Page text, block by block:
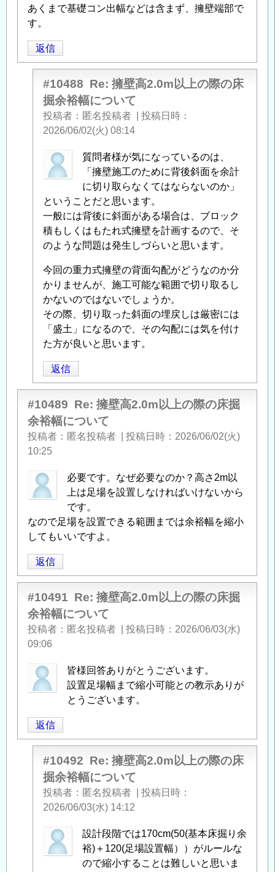
あくまで基礎コン出幅などは含まず、擁壁端部で
す。
返信
#10488 Re: 擁壁高2.0m以上の際の床
掘余裕幅について
投稿者 匿名投稿者
投稿日時
2026/06/02(火) 08:14
匿
名
稿
者
に
よ
「 Re:
擁
壁
高
2.0m
以
上
の
際
の
床
掘
余
幅
に
い
て」
へ
の
返
信
質問者様が気になっているのは、
「擁壁施工のために背後斜面を余計
に切り取らなくてはならないのか」
ということだと思います。
一般には背後に斜面がある場合は、ブロック
積もしくはもたれ式擁壁を計画するので、そ
のような問題は発生しづらいと思います。
今回の重力式擁壁の背面勾配がどうなのか分
かりませんが、施工可能な範囲で切り取るし
かないのではないでしょうか。
その際、切り取った斜面の埋戻しは厳密には
「盛土」になるので、その勾配には気を付け
た方が良いと思います。
返信
#10489 Re: 擁壁高2.0m以上の際の床掘
余裕幅について
投稿者 匿名投稿者 投稿日時
2026/06/02(火)
10:25
必要です。なぜ必要なのか？高さ2m以
上は足場を設置しなければいけないから
です。
なので足場を設置できる範囲までは余裕幅を縮小
してもいいですよ。
返信
#10491 Re: 擁壁高2.0m以上の際の床掘
余裕幅について
投稿者 匿名投稿者 投稿日時
2026/06/03(水)
09:06
皆様回答ありがとうございます。
設置足場幅まで縮小可能との教示ありが
とうございます。
返信
#10492 Re: 擁壁高2.0m以上の際の床
掘余裕幅について
投稿者 匿名投稿者
投稿日時
2026/06/03(水) 14:12
匿
名
設計段階では170cm(50(基本床掘り余
裕)＋120(足場設置幅））がルールな
ので縮小することは難しいと思いま